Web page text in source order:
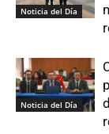
Noticia del Día
Noticia del Día